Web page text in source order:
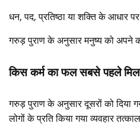
धन, पद, प्रतिष्ठा या शक्ति के आधार
गरुड़ पुराण के अनुसार मनुष्य को अपने
किस कर्म का फल सबसे पहले
गरुड़ पुराण के अनुसार दूसरों को दिया
लोगों के प्रति किया गया व्यवहार